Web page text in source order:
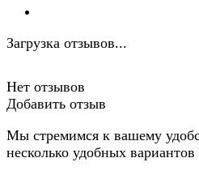
Загрузка отзывов...
Нет отзывов
Добавить отзыв
Мы стремимся к вашему
несколько удобных